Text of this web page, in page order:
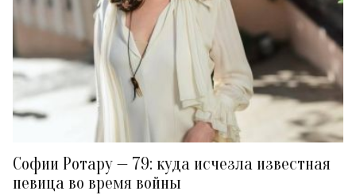
Софии Ротару — 79: куда исчезла известная
певица во время войны